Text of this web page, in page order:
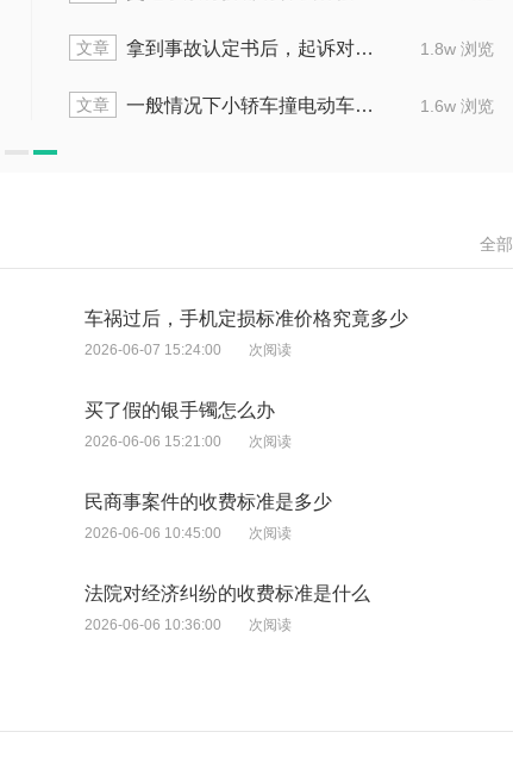
1.8w 浏览
文章 拿到事故认定书后，起诉对方垫付怎么操作
1.6w 浏览
文章 一般情况下小轿车撞电动车赔多少费用
全部
车祸过后，手机定损标准价格究竟多少
2026-06-07 15:24:00 次阅读
买了假的银手镯怎么办
2026-06-06 15:21:00 次阅读
民商事案件的收费标准是多少
2026-06-06 10:45:00 次阅读
法院对经济纠纷的收费标准是什么
2026-06-06 10:36:00 次阅读